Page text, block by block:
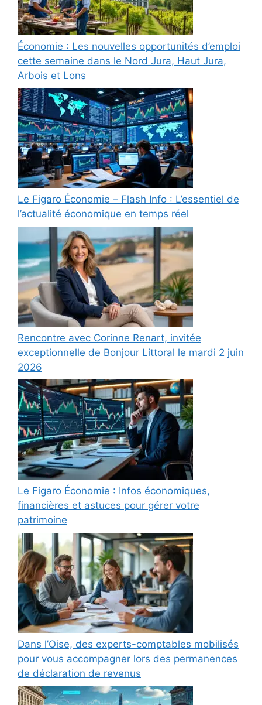
Économie : Les nouvelles opportunités d’emploi
cette semaine dans le Nord Jura, Haut Jura,
Arbois et Lons
Le Figaro Économie – Flash Info : L’essentiel de
l’actualité économique en temps réel
Rencontre avec Corinne Renart, invitée
exceptionnelle de Bonjour Littoral le mardi 2 juin
2026
Le Figaro Économie : Infos économiques,
financières et astuces pour gérer votre
patrimoine
Dans l’Oise, des experts-comptables mobilisés
pour vous accompagner lors des permanences
de déclaration de revenus